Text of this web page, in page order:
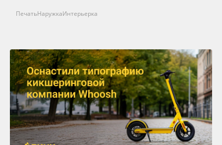
ПечатьНаружкаИнтерьерка